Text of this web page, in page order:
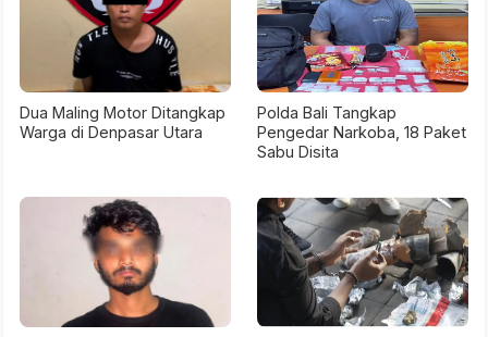
Dua Maling Motor Ditangkap
Warga di Denpasar Utara
Polda Bali Tangkap
Pengedar Narkoba, 18 Paket
Sabu Disita